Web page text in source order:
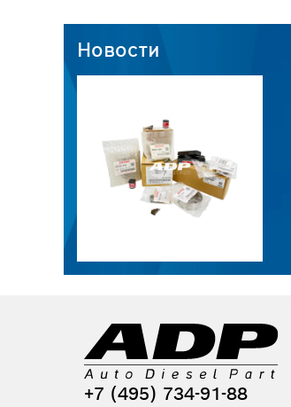
Новости
+7 (495) 734-91-88